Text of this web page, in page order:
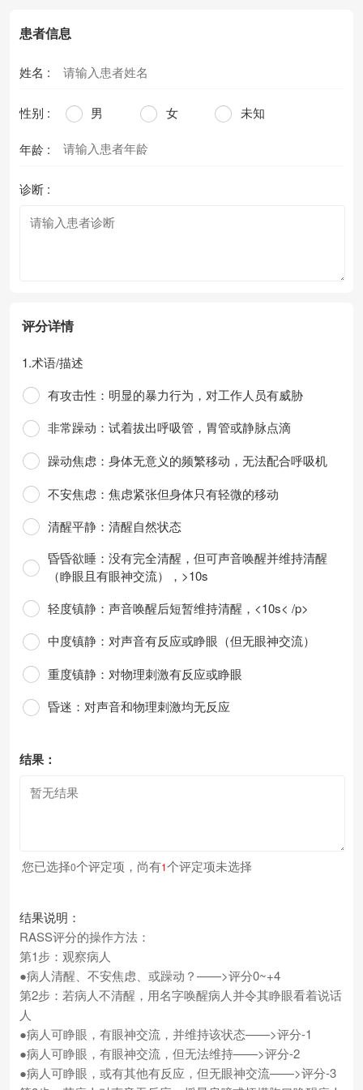
患者信息
姓名 :
性别 : 男 女 未知
年龄 :
诊断 :
评分详情
1.术语/描述
有攻击性：明显的暴力行为，对工作人员有威胁
非常躁动：试着拔出呼吸管，胃管或静脉点滴
躁动焦虑：身体无意义的频繁移动，无法配合呼吸机
不安焦虑：焦虑紧张但身体只有轻微的移动
清醒平静：清醒自然状态
昏昏欲睡：没有完全清醒，但可声音唤醒并维持清醒
（睁眼且有眼神交流），>10s
轻度镇静：声音唤醒后短暂维持清醒，<10s< /p>
中度镇静：对声音有反应或睁眼（但无眼神交流）
重度镇静：对物理刺激有反应或睁眼
昏迷：对声音和物理刺激均无反应
结果：
您已选择0个评定项，尚有1个评定项未选择
结果说明：
RASS评分的操作方法：
第1步：观察病人
●病人清醒、不安焦虑、或躁动？——>评分0~+4
第2步：若病人不清醒，用名字唤醒病人并令其睁眼看着说话
人
●病人可睁眼，有眼神交流，并维持该状态——>评分-1
●病人可睁眼，有眼神交流，但无法维持——>评分-2
●病人可睁眼，或有其他有反应，但无眼神交流——>评分-3